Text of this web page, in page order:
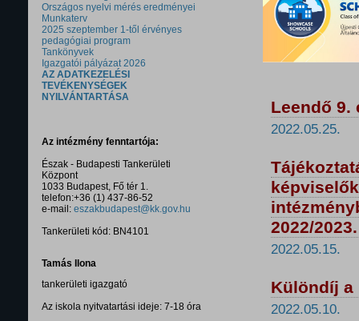
Országos nyelvi mérés eredményei
Munkaterv
2025 szeptember 1-től érvényes
pedagógiai program
Tankönyvek
Igazgatói pályázat 2026
AZ ADATKEZELÉSI
TEVÉKENYSÉGEK
NYILVÁNTARTÁSA
Az intézmény fenntartója:
Észak - Budapesti Tankerületi
Központ
1033 Budapest, Fő tér 1.
telefon:+36 (1) 437-86-52
e-mail: eszakbudapest@kk.gov.hu
Tankerületi kód: BN4101
Tamás Ilona
tankerületi igazgató
Az iskola nyitvatartási ideje: 7-18 óra
Leendő 9.
2022.05.25.
2022/
2022.05.15.
Különdíj a
2022.05.10.